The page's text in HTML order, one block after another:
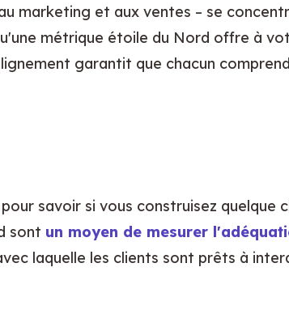
marketing et aux ventes – se
métrique étoile du Nord offre à
garantit que chacun
savoir si vous construisez quelque
sont un moyen de mesurer
laquelle les clients sont prêts à